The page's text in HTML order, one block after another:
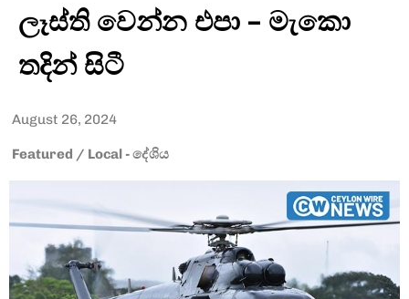
Type and hit enter
ලෑස්ති වෙන්න එපා – මැකො
තදින් සිටී
August 26, 2024
Featured / Local - දේශිය